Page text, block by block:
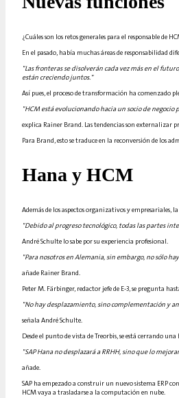
¿Cuáles son los retos generales para el responsable
En el pasado, había muchas áreas de responsabilidad
"Las fronteras se disolverán cada vez más en el
están creciendo juntos."
Así pues, el proceso de transformación ha comenzado
"HCM está evolucionando hacia un socio de
explica Rainer Brand. Las tendencias son externalizar
Para Brand, esto se traduce en la reconversión de los
Hana y HCM
Además de los aspectos organizativos y
"Debido al progreso tecnológico, todas las partes
André Schulte lo sabe por su experiencia profesional.
"Para nosotros en Alemania, sin embargo, no sólo
añade Rainer Brand.
Peter M. Färbinger, redactor jefe de E-3, se pregunta
"No hay desplazamiento, sino complementación y
señala André Schulte.
Desde el punto de vista de Treorbis, se está cerrando
"SAP Hana no desplazará a RRHH, sino que lo
añade.
SAP ha empezado a construir un nuevo sistema ERP
HCM vaya a trasladarse a la computación en nube.